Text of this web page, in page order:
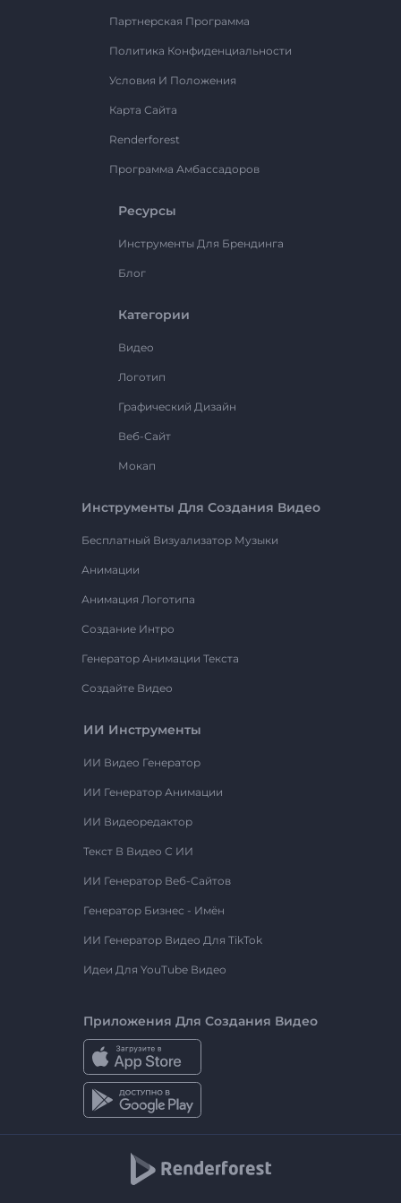
Партнерская Программа
Политика Конфиденциальности
Условия И Положения
Карта Сайта
Renderforest
Программа Амбассадоров
Ресурсы
Инструменты Для Брендинга
Блог
Категории
Видео
Логотип
Графический Дизайн
Веб-Сайт
Мокап
Инструменты Для Создания Видео
Бесплатный Визуализатор Музыки
Анимации
Анимация Логотипа
Создание Интро
Генератор Анимации Текста
Создайте Видео
ИИ Инструменты
ИИ Видео Генератор
ИИ Генератор Анимации
ИИ Видеоредактор
Текст В Видео С ИИ
ИИ Генератор Веб-Сайтов
Генератор Бизнес - Имён
ИИ Генератор Видео Для TikTok
Идеи Для YouTube Видео
Приложения Для Создания Видео